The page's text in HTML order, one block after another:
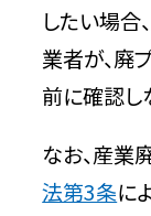
したい場
業者が、廃
前に確認し
なお、産業
法第3条に